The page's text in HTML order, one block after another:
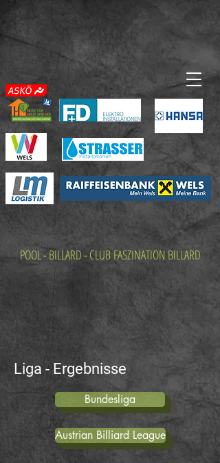
POOL - BILLARD - CLUB FASZINATION BILLARD
Liga - Ergebnisse
Bundesliga
Austrian Billiard League